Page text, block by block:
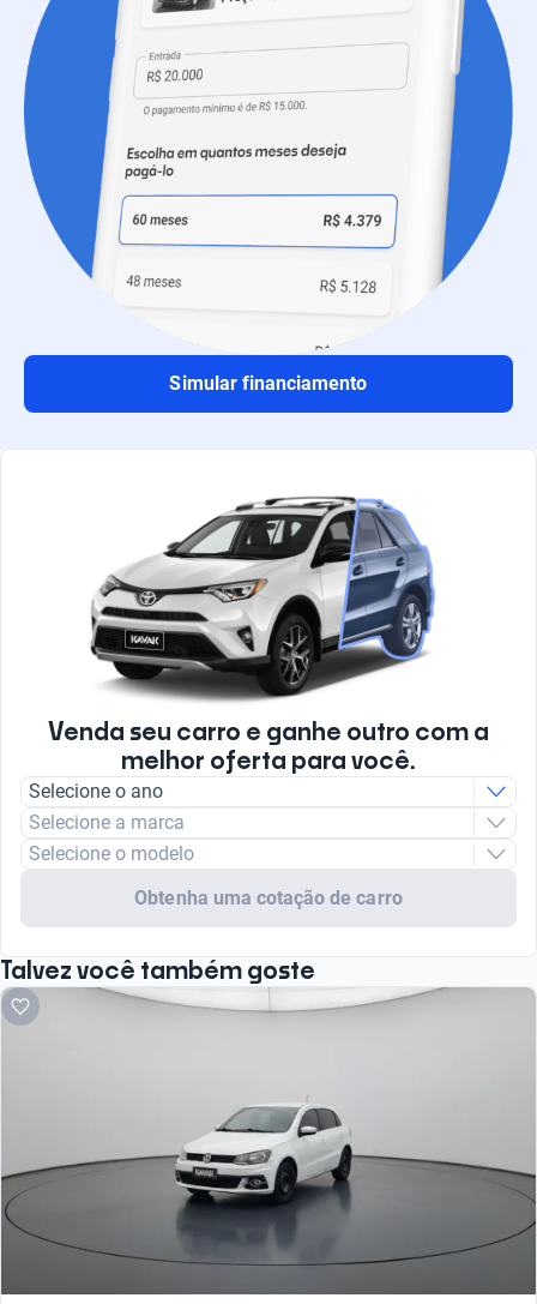
Simular financiamento
Venda seu carro e ganhe outro com a
melhor oferta para você.
Selecione o ano
Selecione a marca
Selecione o modelo
Obtenha uma cotação de carro
Talvez você também goste